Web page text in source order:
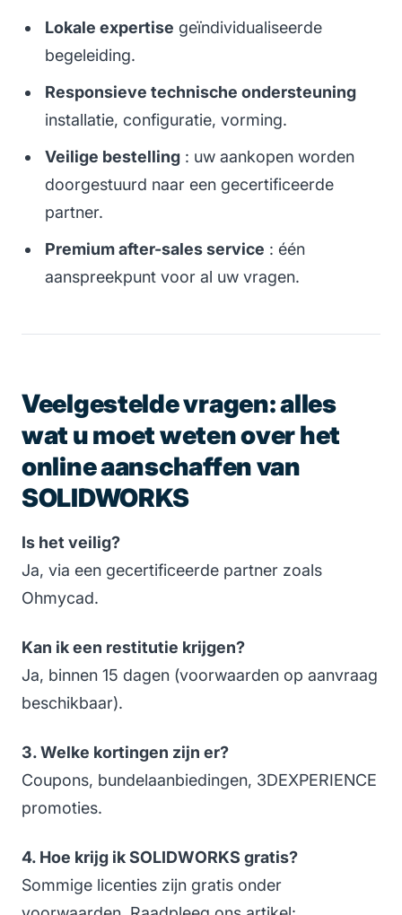
Lokale expertise geïndividualiseerde
begeleiding.
Responsieve technische ondersteuning
installatie, configuratie, vorming.
Veilige bestelling : uw aankopen worden
doorgestuurd naar een gecertificeerde
partner.
Premium after-sales service : één
aanspreekpunt voor al uw vragen.
Veelgestelde vragen: alles
wat u moet weten over het
online aanschaffen van
SOLIDWORKS
Is het veilig?
Ja, via een gecertificeerde partner zoals
Ohmycad.
Kan ik een restitutie krijgen?
Ja, binnen 15 dagen (voorwaarden op aanvraag
beschikbaar).
3. Welke kortingen zijn er?
Coupons, bundelaanbiedingen, 3DEXPERIENCE
promoties.
4. Hoe krijg ik SOLIDWORKS gratis?
Sommige licenties zijn gratis onder